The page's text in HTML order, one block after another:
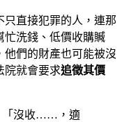
直接犯罪的人，連那
忙洗錢、低價收購贓
他們的財產也可能被沒
院就會要求追徵其價
「沒收……，適